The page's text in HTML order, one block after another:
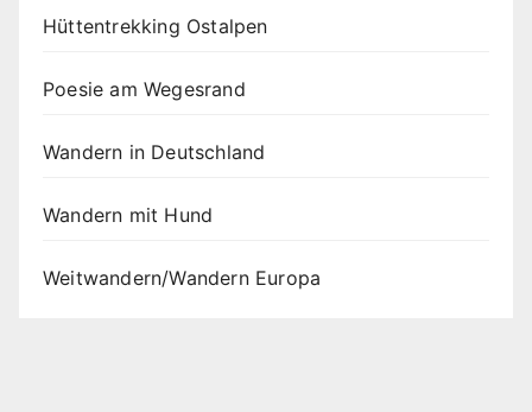
Hüttentrekking Ostalpen
Poesie am Wegesrand
Wandern in Deutschland
Wandern mit Hund
Weitwandern/Wandern Europa